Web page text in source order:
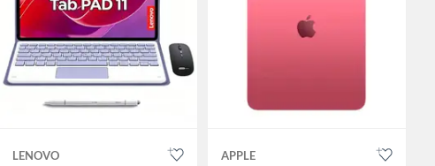
LENOVO APPLE